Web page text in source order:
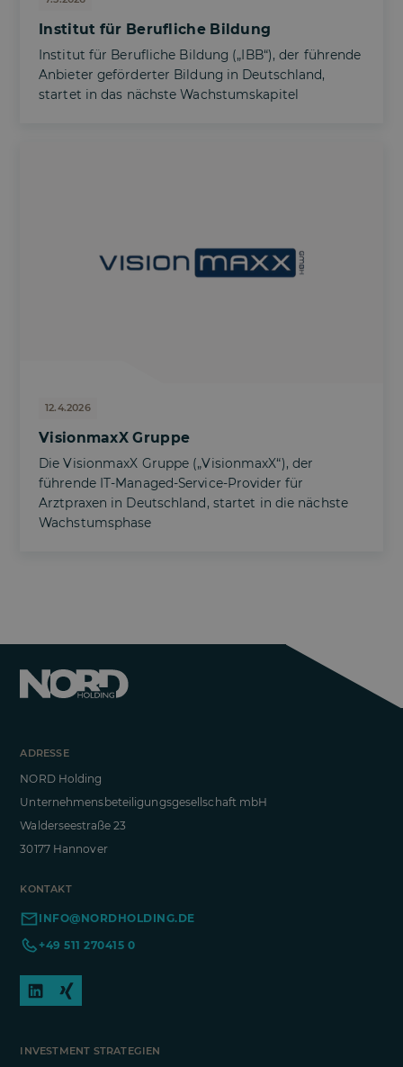
Institut für Berufliche Bildung
Institut für Berufliche Bildung („IBB“), der führende
Anbieter geförderter Bildung in Deutschland,
startet in das nächste Wachstumskapitel
12.4.2026
VisionmaxX Gruppe
Die VisionmaxX Gruppe („VisionmaxX“), der
führende IT-Managed-Service-Provider für
Arztpraxen in Deutschland, startet in die nächste
Wachstumsphase
ADRESSE
NORD Holding
Unternehmensbeteiligungsgesellschaft mbH
Walderseestraße 23
30177 Hannover
KONTAKT
INFO@NORDHOLDING.DE
+49 511 270415 0
INVESTMENT STRATEGIEN